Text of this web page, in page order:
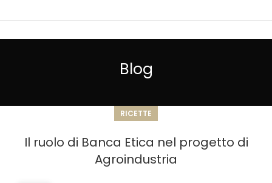
Blog
RICETTE
Il ruolo di Banca Etica nel progetto di
Agroindustria